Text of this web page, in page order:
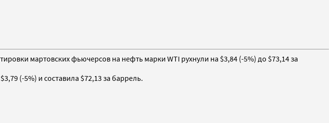
мартовских фьючерсов на нефть марки WTI рухнули на $3,84 (-5%) до $73,14 за
(-5%) и составила $72,13 за баррель.